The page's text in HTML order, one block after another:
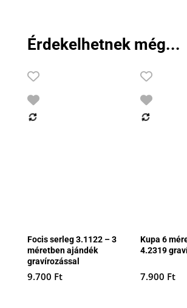
Érdekelhetnek még...
Focis serleg 3.1122 – 3
méretben ajándék
gravírozással
9.700 Ft
Kupa 6
4.2319
7.900 Ft